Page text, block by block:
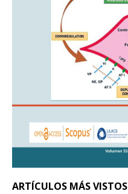
ARTÍCULOS MÁS VISTOS